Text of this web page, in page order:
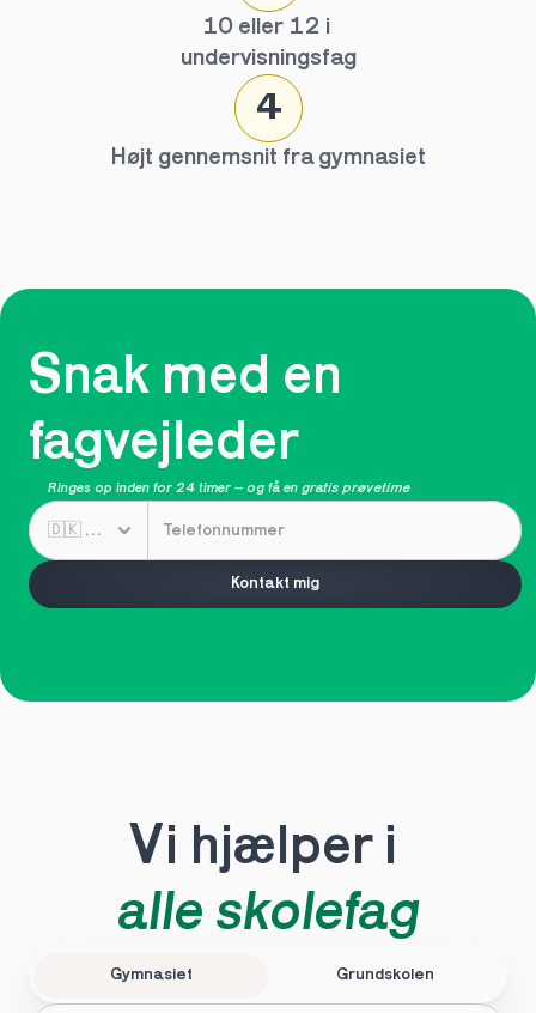
10 eller 12 i
undervisningsfag
4
Højt gennemsnit fra gymnasiet
Snak med en
fagvejleder
Ringes op inden for 24 timer – og få en gratis prøvetime
Kontakt mig
Vi hjælper i
alle skolefag
Gymnasiet Grundskolen